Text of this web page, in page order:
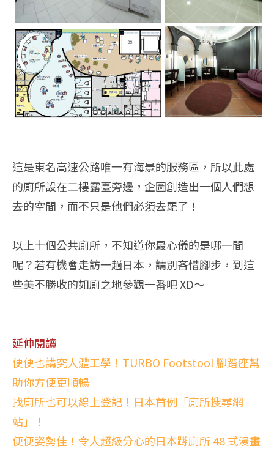
這是東名高速公路唯一有海景的服務區，所以此處
的廁所設在二樓露臺旁邊，企圖創造出一個人們想
去的空間，而不只是他們必須去罷了！
以上十個公共廁所，不知道你最心儀的是哪一間
呢？若有機會走訪一趟日本，請別吝惜腳步，到這
些美不勝收的如廁之地參觀一番吧 XD～
延伸閱讀
便便也講究人體工學！TURBO Footstool 腳踏座幫
助你方便更順暢
找廁所也可以線上登記！日本首例「廁所搜尋網
站」！
便便姿勢佳！令人超級分心的日本蹲廁所 48 式漫畫